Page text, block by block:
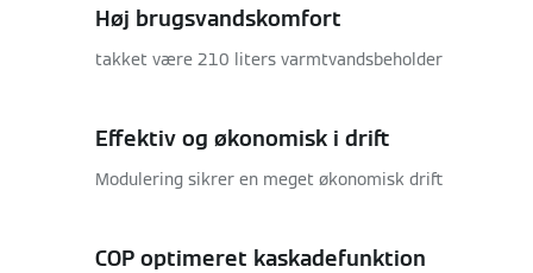
Høj brugsvandskomfort
takket være 210 liters varmtvandsbeholder
Effektiv og økonomisk i drift
Modulering sikrer en meget økonomisk drift
COP optimeret kaskadefunktion